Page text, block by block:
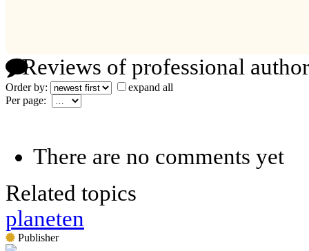
Reviews of professional
Order by:
expand all
Per page:
There are no comments yet
Related topics
planeten
Publisher